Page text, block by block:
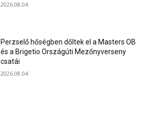
2026.08.04.
Perzselő hőségben dőltek el a Masters OB
és a Brigetio Országúti Mezőnyverseny
csatái
2026.08.04.